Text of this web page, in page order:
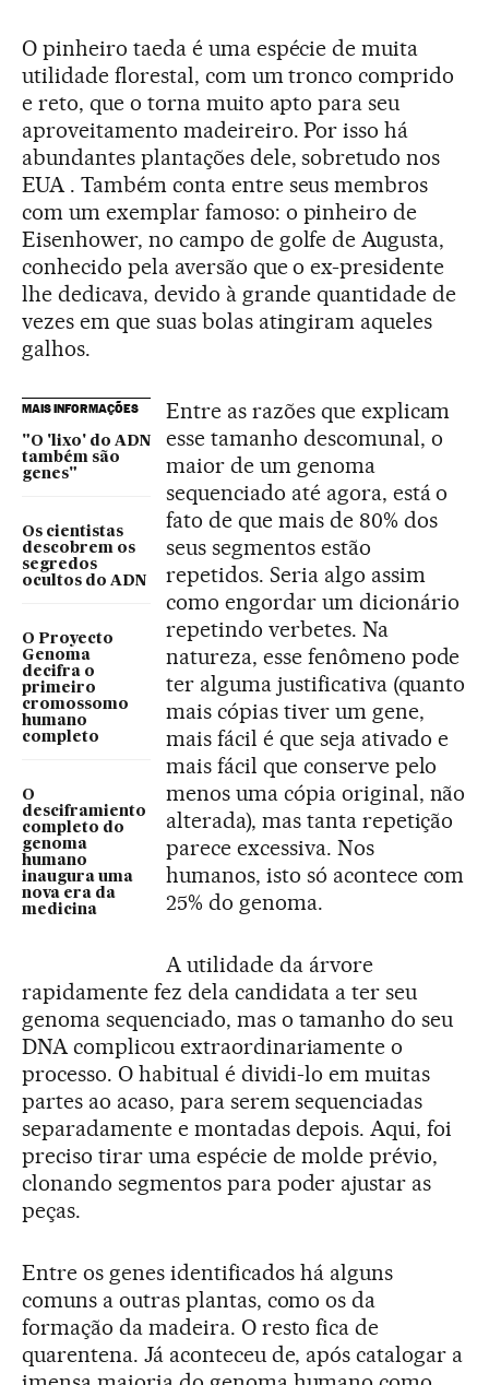
O pinheiro taeda é uma espécie de muita
utilidade florestal, com um tronco comprido
e reto, que o torna muito apto para seu
aproveitamento madeireiro. Por isso há
abundantes plantações dele, sobretudo nos
EUA . Também conta entre seus membros
com um exemplar famoso: o pinheiro de
Eisenhower, no campo de golfe de Augusta,
conhecido pela aversão que o ex-presidente
lhe dedicava, devido à grande quantidade de
vezes em que suas bolas atingiram aqueles
galhos.
MAIS INFORMAÇÕES
"O 'lixo' do ADN
também são
genes"
Os cientistas
descobrem os
segredos
ocultos do ADN
O Proyecto
Genoma
decifra o
primeiro
cromossomo
humano
completo
O
desciframiento
completo do
genoma
humano
inaugura uma
nova era da
medicina
Entre as razões que explicam
esse tamanho descomunal, o
maior de um genoma
sequenciado até agora, está o
fato de que mais de 80% dos
seus segmentos estão
repetidos. Seria algo assim
como engordar um dicionário
repetindo verbetes. Na
natureza, esse fenômeno pode
ter alguma justificativa (quanto
mais cópias tiver um gene,
mais fácil é que seja ativado e
mais fácil que conserve pelo
menos uma cópia original, não
alterada), mas tanta repetição
parece excessiva. Nos
humanos, isto só acontece com
25% do genoma.
A utilidade da árvore
rapidamente fez dela candidata a ter seu
genoma sequenciado, mas o tamanho do seu
DNA complicou extraordinariamente o
processo. O habitual é dividi-lo em muitas
partes ao acaso, para serem sequenciadas
separadamente e montadas depois. Aqui, foi
preciso tirar uma espécie de molde prévio,
clonando segmentos para poder ajustar as
peças.
Entre os genes identificados há alguns
comuns a outras plantas, como os da
formação da madeira. O resto fica de
quarentena. Já aconteceu de, após catalogar a